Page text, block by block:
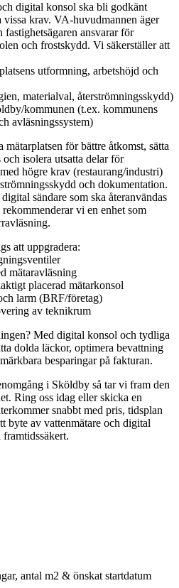
digital konsol ska bli godkänt
krav. VA-huvudmannen äger
fastighetsägaren ansvarar för
och frostskydd. Vi säkerställer att
utformning, arbetshöjd och
materialval, återströmningsskydd)
kommunen (t.ex. kommunens
avläsningssystem)
för bättre åtkomst, sätta
isolera utsatta delar för
högre krav (restaurang/industri)
och dokumentation.
sändare som ska återanvändas
vi en enhet som
att uppgradera:
mätaravläsning
placerad mätarkonsol
larm (BRF/företag)
av teknikrum
Med digital konsol och tydliga
dolda läckor, optimera bevattning
besparingar på fakturan.
i Sköldby så tar vi fram den
Ring oss idag eller skicka en
snabbt med pris, tidsplan
byte av vattenmätare och digital
antal m2 & önskat startdatum